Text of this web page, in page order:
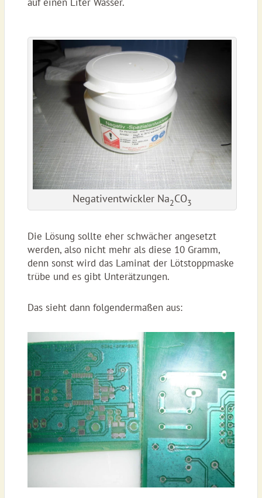
Negativentwickler Na2CO3
Die Lösung sollte eher schwächer angesetzt
werden, also nicht mehr als diese 10 Gramm,
denn sonst wird das Laminat der Lötstoppmaske
trübe und es gibt Unterätzungen.
Das sieht dann folgendermaßen aus: